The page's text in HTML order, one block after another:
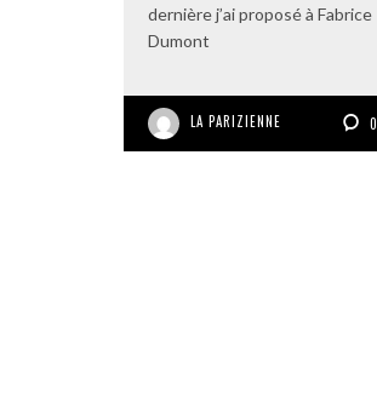
dernière j’ai proposé à Fabrice
Dumont
LA PARIZIENNE 0